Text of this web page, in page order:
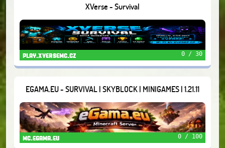
XVerse - Survival
play.xversemc.cz 0 / 30
EGAMA.EU - SURVIVAL | SKYBLOCK | MINIGAMES | 1.21.11
mc.egama.eu 0 / 100